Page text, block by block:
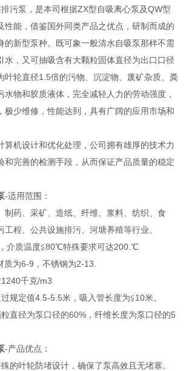
污泵，是本司根据ZX型自吸离心泵及QW型
性能，借鉴国外同类产品之优点，研制而成的
的新型泵种。既可象一般清水自吸泵那样不需
水，又可抽吸含有大颗粒固体直径为出口口径
叶轮直径1.5倍的污物、沉淀物、废矿杂质、粪
水物和胶质液体，完全减轻人力的劳动强度，
极少维修，性能达到，具有广阔的应用市场和
算机设计和优化处理，公司拥有雄厚的技术力
和完善的检测手段，从而保证产品质量的稳定
-适用范围：
制药、采矿、造纸、纤维、浆料、纺织、食
工程、公共设施排污、河塘养殖等行业。
介质温度≦80℃特殊要求可达200.℃
质为6-9，不锈钢为2-13.
千克/m3
规定值4.5-5.5米，吸入管长度为≦10米。
直径为泵口径的60%，纤维长度为泵口径的5
-产品优点：
的叶轮防堵设计，确保了泵高效且无堵塞。